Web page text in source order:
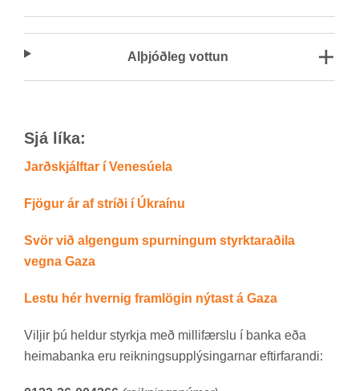
Al­þjóð­leg vott­un
Sjá líka:
Jarðskjálftar í Venesúela
Fjög­ur ár af stríði í Úkraínu
Svör við al­geng­um spurn­ing­um styrktarað­ila
vegna Gaza
Lestu hér hvernig fram­lög­in nýt­ast á Gaza
Vilj­ir þú held­ur styrkja með milli­færslu í banka eða
heima­banka eru reikn­ings­upp­lýs­ing­arn­ar eft­ir­far­andi: